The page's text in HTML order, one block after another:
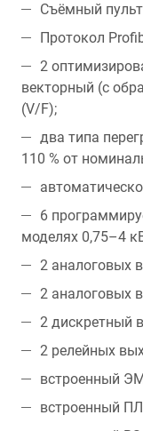
Съёмный
Протокол
2
векторный (с
(V/F);
два типа
110 % от
6
моделях 0,75–4
2 аналоговых
2 аналоговых
2 дискретный
2 релейных
встроенный
встроенный